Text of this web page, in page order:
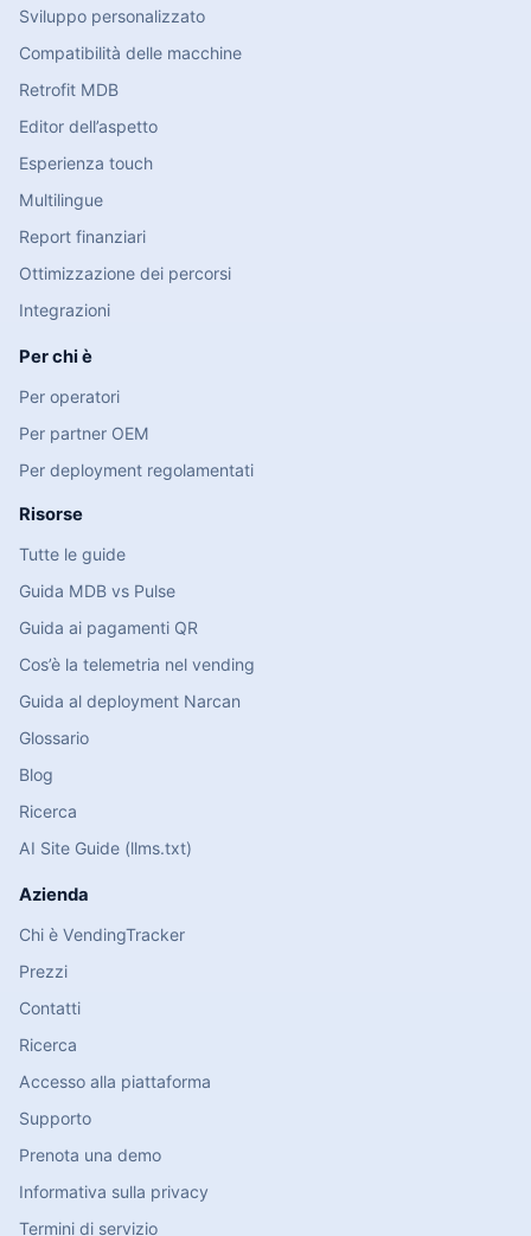
Sviluppo personalizzato
Compatibilità delle macchine
Retrofit MDB
Editor dell’aspetto
Esperienza touch
Multilingue
Report finanziari
Ottimizzazione dei percorsi
Integrazioni
Per chi è
Per operatori
Per partner OEM
Per deployment regolamentati
Risorse
Tutte le guide
Guida MDB vs Pulse
Guida ai pagamenti QR
Cos’è la telemetria nel vending
Guida al deployment Narcan
Glossario
Blog
Ricerca
AI Site Guide (llms.txt)
Azienda
Chi è VendingTracker
Prezzi
Contatti
Ricerca
Accesso alla piattaforma
Supporto
Prenota una demo
Informativa sulla privacy
Termini di servizio